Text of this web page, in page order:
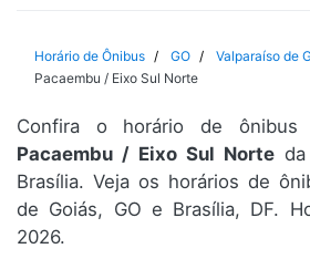
Espírito Santo
Paraná
Horário de Ônibus GO Valparaíso de
Pacaembu / Eixo Sul Norte
Confira o horário de
Pacaembu / Eixo Sul Norte
Brasília. Veja os horários de
de Goiás, GO e Brasília, DF.
2026.